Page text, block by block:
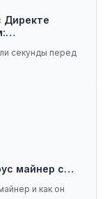
Директе
секунды перед
майнер с…
и как он